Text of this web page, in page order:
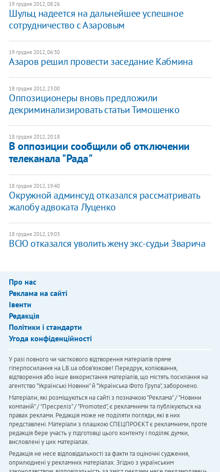
19 грудня 2012, 08:26
Шульц надеется на ​дальнейшее успешное
сотрудничество с Азаровым
19 грудня 2012, 06:30
Азаров решил провести заседание Кабмина
18 грудня 2012, 23:00
Оппозиционеры вновь предложили
декриминализировать статьи Тимошенко
18 грудня 2012, 20:18
В оппозиции сообщили об отключении
телеканала "Рада"
18 грудня 2012, 19:40
Окружной админсуд отказался рассматривать
жалобу адвоката Луценко
18 грудня 2012, 19:03
ВСЮ отказался уволить жену экс-судьи Зварича
Про нас
Реклама на сайті
Івенти
Редакція
Політики і стандарти
Угода конфіденційності
У разі повного чи часткового відтворення матеріалів пряме
гіперпосилання на LB.ua обов'язкове! Передрук, копіювання,
відтворення або інше використання матеріалів, що містять посилання на
агентство "Українськi Новини" й "Українська Фото Група", заборонено.
Матеріали, які розміщуються на сайті з позначкою "Реклама" / "Новини
компаній" / "Пресреліз" / "Promoted", є рекламними та публікуються на
правах реклами. Редакція може не поділяти погляди, які в них
представлені. Матеріали з плашкою СПЕЦПРОЄКТ є рекламними, проте
редакція бере участь у підготовці цього контенту і поділяє думки,
висловлені у цих матеріалах.
Редакція не несе відповідальності за факти та оціночні судження,
оприлюднені у рекламних матеріалах. Згідно з українським